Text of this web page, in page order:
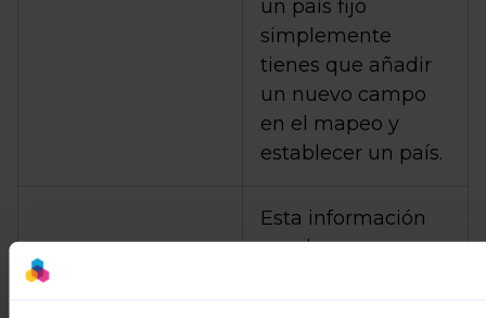
un país fijo
simplemente
tienes que añadir
un nuevo campo
en el mapeo y
establecer un país.
Esta información
puede ser